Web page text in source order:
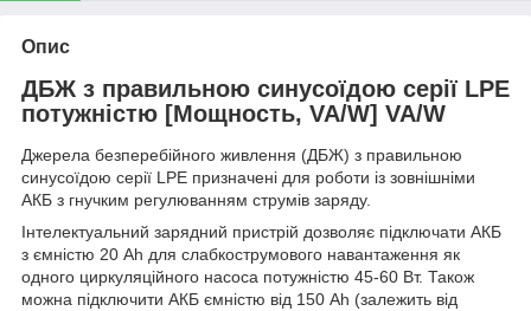
Опис
ДБЖ з правильною синусоїдою серії LPE
потужністю [Мощность, VA/W] VA/W
Джерела безперебійного живлення (ДБЖ) з правильною
синусоїдою серії LPE призначені для роботи із зовнішніми
АКБ з гнучким регулюванням струмів заряду.
Інтелектуальний зарядний пристрій дозволяє підключати АКБ
з ємністю 20 Ah для слабкострумового навантаження як
одного циркуляційного насоса потужністю 45-60 Вт. Також
можна підключити АКБ ємністю від 150 Ah (залежить від